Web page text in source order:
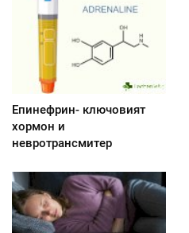
Епинефрин- ключовият
хормон и
невротрансмитер